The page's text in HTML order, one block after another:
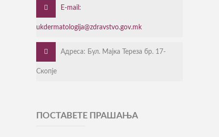
E-mail:
ukdermatologija@zdravstvo.gov.mk
Адреса: Бул. Мајка Тереза бр. 17-
Скопје
ПОСТАВЕТЕ ПРАШАЊА